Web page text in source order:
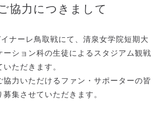
協力につきまして
ナーレ鳥取戦にて、清泉女学院短期大
ーション科の生徒によるスタジアム観戦
ただきます。
協力いただけるファン・サポーターの皆
集させていただきます。